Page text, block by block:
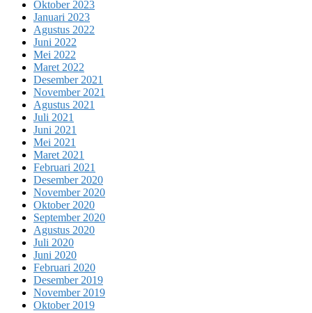
Oktober 2023
Januari 2023
Agustus 2022
Juni 2022
Mei 2022
Maret 2022
Desember 2021
November 2021
Agustus 2021
Juli 2021
Juni 2021
Mei 2021
Maret 2021
Februari 2021
Desember 2020
November 2020
Oktober 2020
September 2020
Agustus 2020
Juli 2020
Juni 2020
Februari 2020
Desember 2019
November 2019
Oktober 2019